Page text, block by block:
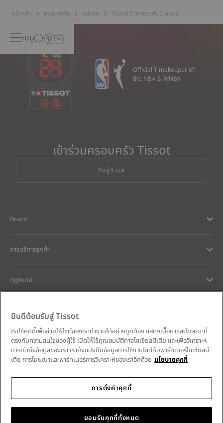
หน้าหลัก คอลเลคชั่น สปอร์ต Tissot Chrono XL Classic
เมนู
13:26
Official Timekeeper of
the NBA & WNBA
เข้าร่วมครอบครัว Tissot
ที่อยู่อีเมล
Brand
การบริการลูกค้า
กฎหมาย
การช่วยเหลือและติดต่อ
ความมุ่งมั่นของเรา
ติดตามเราบนโซเชียลมีเดีย
เลือกประเทศ
ยินดีต้อนรับสู่ Tissot
เราใช้คุกกี้เพื่อช่วยให้ไซต์ของเราทำงานได้อย่างถูกต้อง แสดงเนื้อหาและโฆษณาที่
ตรงกับความสนใจของผู้ใช้ เปิดให้ใช้คุณสมบัติทางโซเชียลมีเดีย และเพื่อวิเคราะห์
การเข้าถึงข้อมูลของเรา เรายังแบ่งปันข้อมูลการใช้งานไซต์กับพาร์ทเนอร์โซเชียลมี
เดีย การโฆษณาและพาร์ทเนอร์การวิเคราะห์ของเราอีกด้วย นโยบายคุกกี้
การตั้งค่าคุกกี้
ยอมรับคุกกี้ทั้งหมด